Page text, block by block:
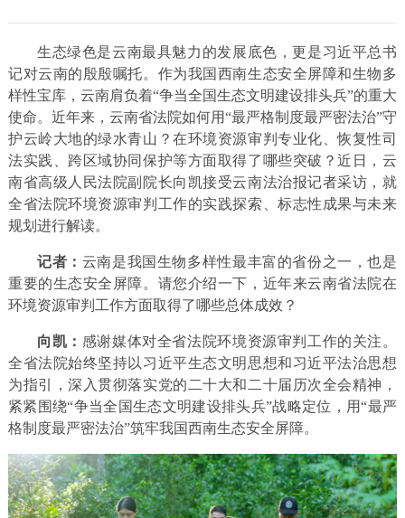
生态绿色是云南最具魅力的发展底色，更是习近平总书
记对云南的殷殷嘱托。作为我国西南生态安全屏障和生物多
样性宝库，云南肩负着“争当全国生态文明建设排头兵”的重大
使命。近年来，云南省法院如何用“最严格制度最严密法治”守
护云岭大地的绿水青山？在环境资源审判专业化、恢复性司
法实践、跨区域协同保护等方面取得了哪些突破？近日，云
南省高级人民法院副院长向凯接受云南法治报记者采访，就
全省法院环境资源审判工作的实践探索、标志性成果与未来
规划进行解读。
记者： 云南是我国生物多样性最丰富的省份之一，也是
重要的生态安全屏障。请您介绍一下，近年来云南省法院在
环境资源审判工作方面取得了哪些总体成效？
向凯： 感谢媒体对全省法院环境资源审判工作的关注。
全省法院始终坚持以习近平生态文明思想和习近平法治思想
为指引，深入贯彻落实党的二十大和二十届历次全会精神，
紧紧围绕“争当全国生态文明建设排头兵”战略定位，用“最严
格制度最严密法治”筑牢我国西南生态安全屏障。